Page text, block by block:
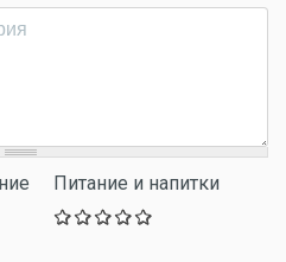
Питание и напитки